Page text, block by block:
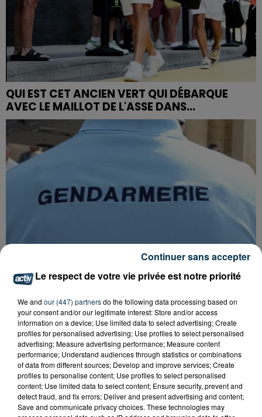
QUI EST CET ANCIEN VERT QUI DÉBARQUE
AVEC LE MAILLOT DE L'ASSE DANS...
FOREZTIVAL : DROGUÉ ET TENANT DES
PROPOS DÉPLACÉS, UN FESTIVALIER A...
Le respect de votre vie privée est notre priorité
We and our (447) partnersdo the following data processing based on
your consent and/or our legitimate interest: Store and/or access
information on a device; Use limited data to select advertising; Create
profiles for personalised advertising; Use profiles to select personalised
advertising; Measure advertising performance; Measure content
performance; Understand audiences through statistics or combinations
of data from different sources; Develop and improve services; Create
profiles to personalise content; Use profiles to select personalised
content; Use limited data to select content; Ensure security, prevent and
detect fraud, and fix errors; Deliver and present advertising and content;
Save and communicate privacy choices. These technologies may
Continuer sans accepter